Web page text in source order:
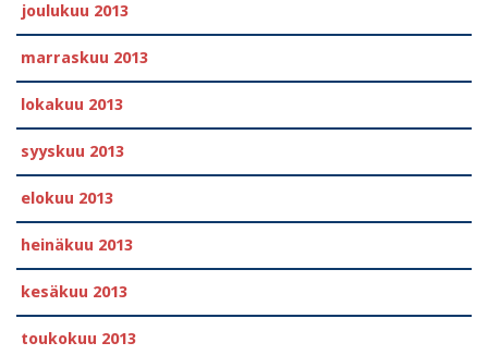
joulukuu 2013
marraskuu 2013
lokakuu 2013
syyskuu 2013
elokuu 2013
heinäkuu 2013
kesäkuu 2013
toukokuu 2013